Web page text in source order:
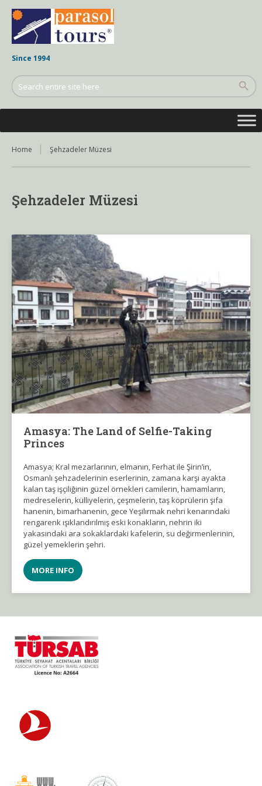
Since 1994
Home Şehzadeler Müzesi
Şehzadeler Müzesi
Amasya: The Land of Selfie-Taking
Princes
Amasya; Kral mezarlarının, elmanın, Ferhat ile Şirin’in,
Osmanlı şehzadelerinin eserlerinin, zamana karşı ayakta
kalan taş işçiliğinin güzel örnekleri camilerin, hamamların,
medreselerin, külliyelerin, çeşmelerin, taş köprülerin şifa
hanenin, bimarhanenin, gece Yeşilırmak nehri kenarındaki
rengarenk ışıklandırılmış eski konakların, nehrin iki
yakasındaki ara sokaklardaki kafelerin, su değirmenlerinin,
güzel yemeklerin şehri.
MORE INFO